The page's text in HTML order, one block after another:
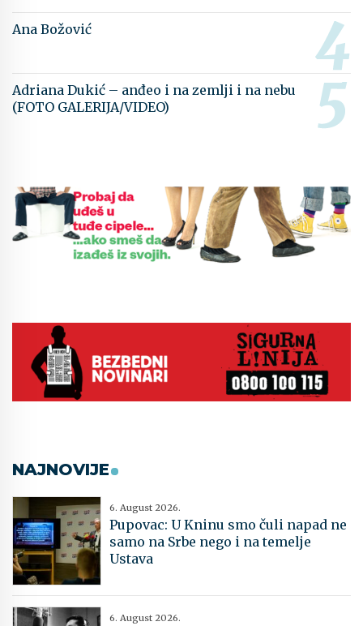
Ana Božović
Adriana Dukić – anđeo i na zemlji i na nebu
(FOTO GALERIJA/VIDEO)
NAJNOVIJE
6. August 2026.
Pupovac: U Kninu smo čuli napad ne
samo na Srbe nego i na temelje
Ustava
6. August 2026.